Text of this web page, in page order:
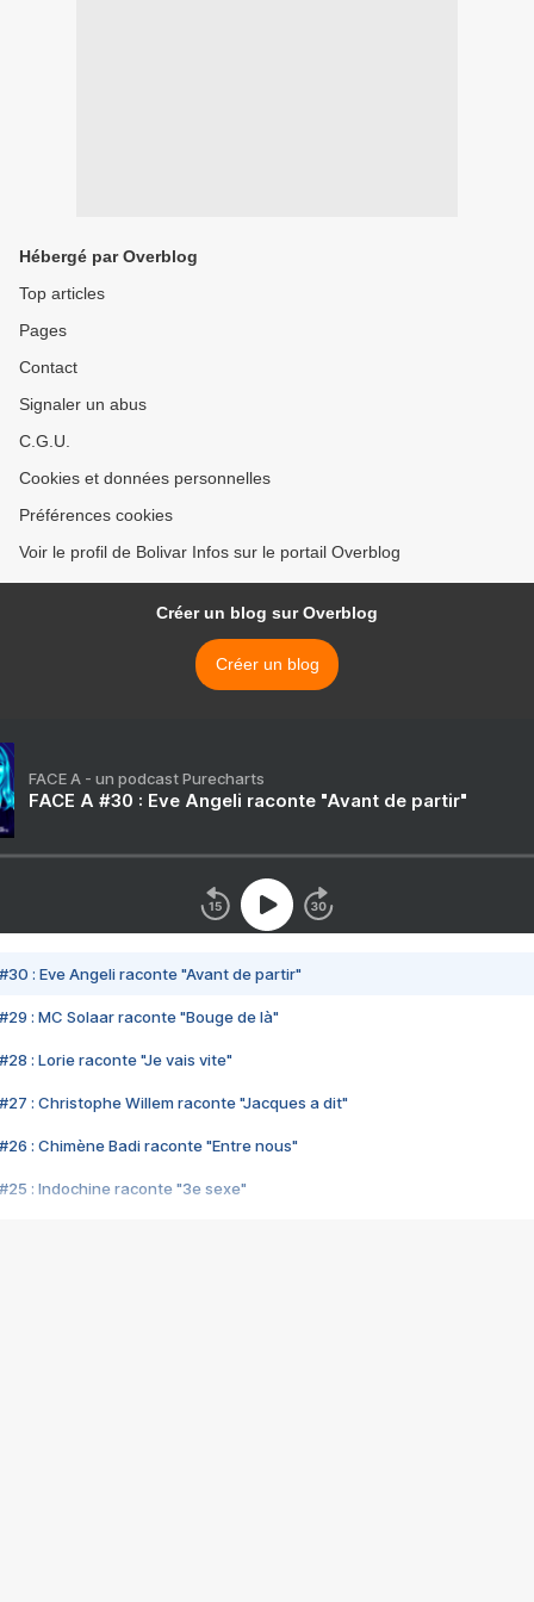
Hébergé par Overblog
Top articles
Pages
Contact
Signaler un abus
C.G.U.
Cookies et données personnelles
Préférences cookies
Voir le profil de Bolivar Infos sur le portail Overblog
Créer un blog sur Overblog
Créer un blog
FACE A - un podcast Purecharts
FACE A #30 : Eve Angeli raconte "Avant de partir"
#30 : Eve Angeli raconte "Avant de partir"
#29 : MC Solaar raconte "Bouge de là"
#28 : Lorie raconte "Je vais vite"
#27 : Christophe Willem raconte "Jacques a dit"
#26 : Chimène Badi raconte "Entre nous"
#25 : Indochine raconte "3e sexe"